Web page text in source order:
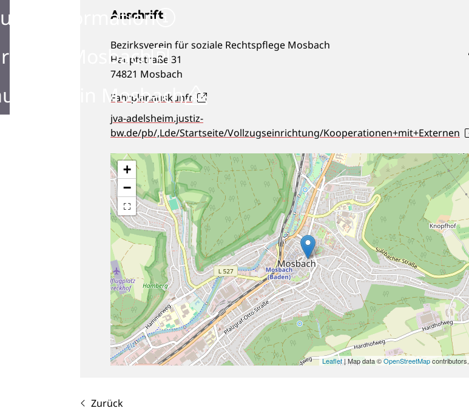
Information
in Mosbach
in Mosbach
Anschrift
Bezirksverein für soziale Rechtspflege Mosbach
Hauptstraße 31
74821 Mosbach
Fahrplanauskunft
jva-adelsheim.justiz-
bw.de/pb/,Lde/Startseite/Vollzugseinrichtung/Kooperationen+mit+Externen
+
−
Leaflet| Map data ©OpenStreetMapcontributors,
Zurück